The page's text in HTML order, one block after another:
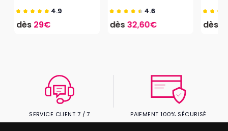
4.9
dès 29€
4.6
dès32,60€ dès
SERVICE CLIENT 7 / 7 PAIEMENT 100% SÉCURISÉ